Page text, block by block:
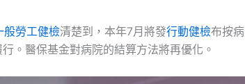
般勞工健檢清楚到，本年7月將發行動健檢布按病
。醫保基金對病院的結算方法將再優化。